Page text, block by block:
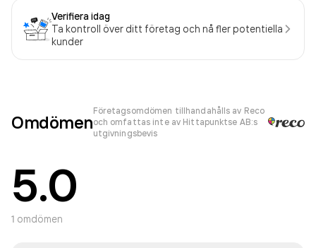
Verifiera idag
Ta kontroll över ditt företag och nå fler potentiella
kunder
Omdömen
Företagsomdömen tillhandahålls av Reco
och omfattas inte av Hittapunktse AB:s
utgivningsbevis
5.0
1 omdömen